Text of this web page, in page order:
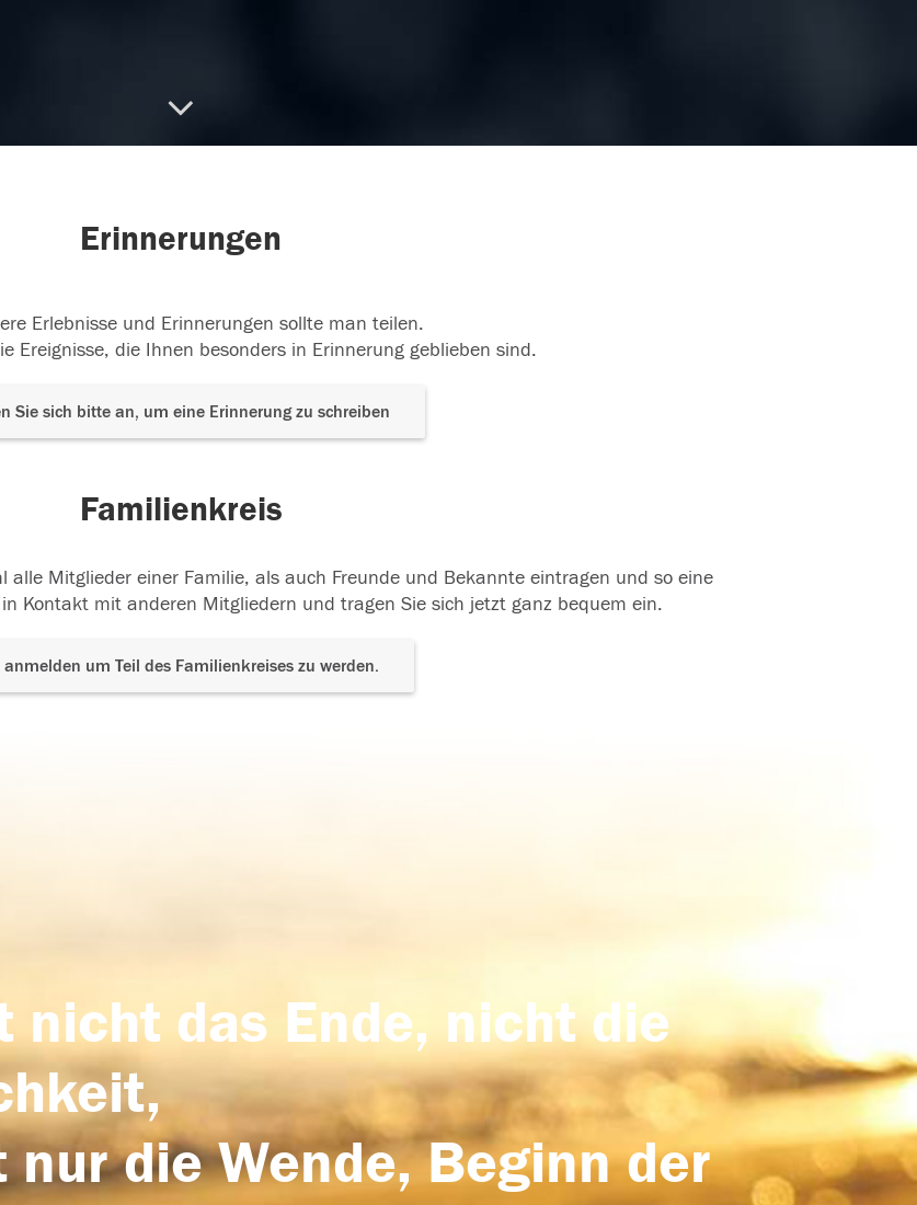
Erinnerungen
Erlebnisse und Erinnerungen sollte man teilen.
Ereignisse, die Ihnen besonders in Erinnerung geblieben sind.
Sie sich bitte an, um eine Erinnerung zu schreiben
Familienkreis
alle Mitglieder einer Familie, als auch Freunde und Bekannte eintragen und so eine
Kontakt mit anderen Mitgliedern und tragen Sie sich jetzt ganz bequem ein.
anmelden um Teil des Familienkreises zu werden.
nicht das Ende, nicht die
nur die Wende, Beginn der